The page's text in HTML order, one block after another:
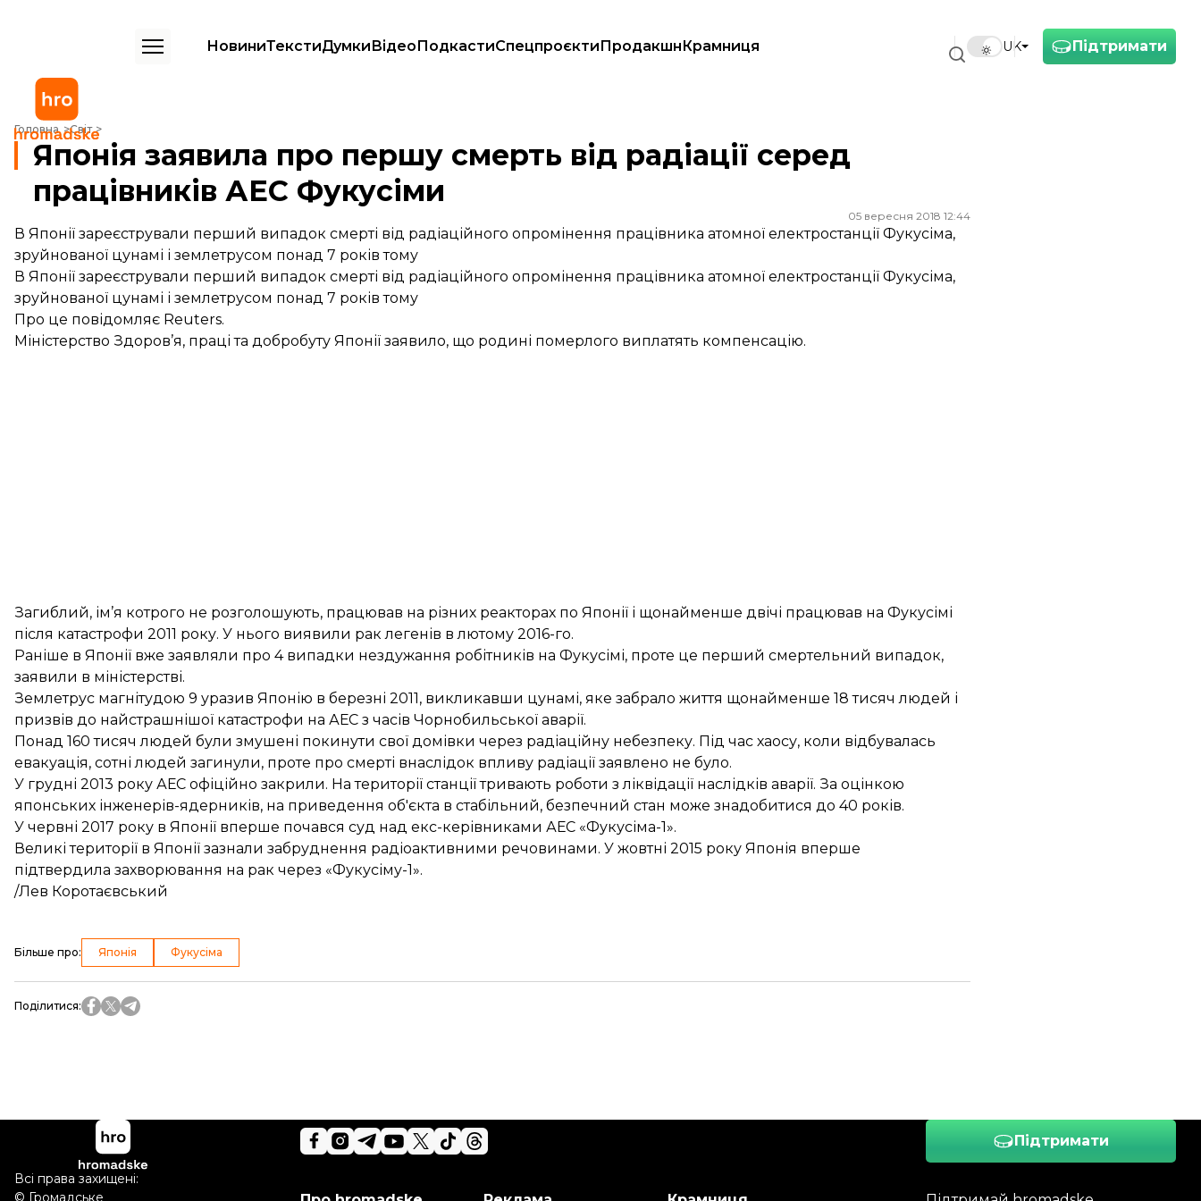
Підтримати
UK
НовиниТекстиДумкиВідеоПодкастиСпецпроєктиПродакшнКрамниця
Головна Світ
Японія заявила про першу смерть від радіації серед працівників АЕС Фукусіми
Японія заявила про першу смерть від радіації серед
працівників АЕС Фукусіми
05 вересня 2018 12:44
В Японії зареєстрували перший випадок смерті від радіаційного опромінення працівника атомної електростанції Фукусіма,
зруйнованої цунамі і землетрусом понад 7 років тому
В Японії зареєстрували перший випадок смерті від радіаційного опромінення працівника атомної електростанції Фукусіма,
зруйнованої цунамі і землетрусом понад 7 років тому
Про це повідомляє Reuters.
Міністерство Здоров’я, праці та добробуту Японії заявило, що родині померлого виплатять компенсацію.
Загиблий, ім’я котрого не розголошують, працював на різних реакторах по Японії і щонайменше двічі працював на Фукусімі
після катастрофи 2011 року. У нього виявили рак легенів в лютому 2016-го.
Раніше в Японії вже заявляли про 4 випадки нездужання робітників на Фукусімі, проте це перший смертельний випадок,
заявили в міністерстві.
Землетрус магнітудою 9 уразив Японію в березні 2011, викликавши цунамі, яке забрало життя щонайменше 18 тисяч людей і
призвів до найстрашнішої катастрофи на АЕС з часів Чорнобильської аварії.
Понад 160 тисяч людей були змушені покинути свої домівки через радіаційну небезпеку. Під час хаосу, коли відбувалась
евакуація, сотні людей загинули, проте про смерті внаслідок впливу радіації заявлено не було.
У грудні 2013 року АЕС офіційно закрили. На території станції тривають роботи з ліквідації наслідків аварії. За оцінкою
японських інженерів-ядерників, на приведення об'єкта в стабільний, безпечний стан може знадобитися до 40 років.
У червні 2017 року в Японії вперше почався суд над екс-керівниками АЕС «Фукусіма-1».
Великі території в Японії зазнали забруднення радіоактивними речовинами. У жовтні 2015 року Японія вперше
підтвердила захворювання на рак через «Фукусіму-1».
/Лев Коротаєвський
Більше про: Японія Фукусіма
Поділитися:
Підтримати
Всі права захищені: